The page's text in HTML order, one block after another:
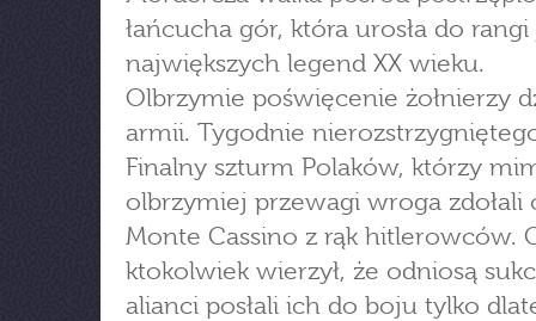
łańcucha gór, która urosła do
największych legend XX wieku.
Olbrzymie poświęcenie żołnierzy
armii. Tygodnie
Finalny szturm Polaków, którzy
olbrzymiej przewagi wroga zdołali
Monte Cassino z rąk hitlerowców.
ktokolwiek wierzył, że odniosą
alianci posłali ich do boju tylko